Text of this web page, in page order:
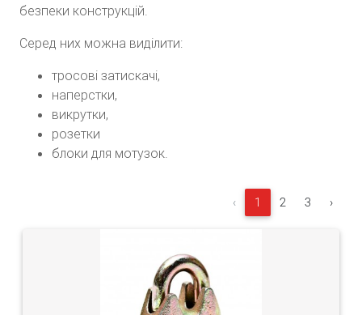
безпеки конструкцій.
Серед них можна виділити:
тросові затискачі,
наперстки,
викрутки,
розетки
блоки для мотузок.
‹ 1 2 3 ›